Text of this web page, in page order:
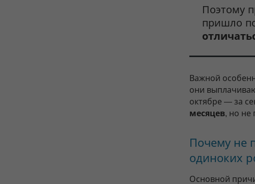
Поэтому
пришло
Важной
они
октябре — за
месяцев, но не
Почему не
одиноких
Основной